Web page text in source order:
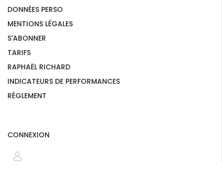
DONNÉES PERSO
MENTIONS LÉGALES
S'ABONNER
TARIFS
RAPHAËL RICHARD
INDICATEURS DE PERFORMANCES
RÉGLEMENT
CONNEXION